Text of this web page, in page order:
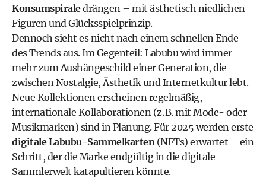
Konsumspiraledrängen – mit ästhetisch niedlichen
Figuren und Glücksspielprinzip.
Dennoch sieht es nicht nach einem schnellen Ende
des Trends aus. Im Gegenteil: Labubu wird immer
mehr zum Aushängeschild einer Generation, die
zwischen Nostalgie, Ästhetik und Internetkultur lebt.
Neue Kollektionen erscheinen regelmäßig,
internationale Kollaborationen (z. B. mit Mode- oder
Musikmarken) sind in Planung. Für 2025 werden erste
digitale Labubu-Sammelkarten (NFTs) erwartet – ein
Schritt, der die Marke endgültig in die digitale
Sammlerwelt katapultieren könnte.